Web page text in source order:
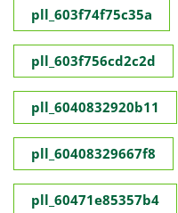
pll_603f74f75c35a
pll_603f756cd2c2d
pll_6040832920b11
pll_60408329667f8
pll_60471e85357b4